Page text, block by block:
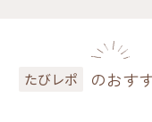
たびレポ のおす